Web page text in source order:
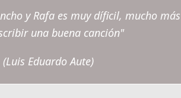
y Rafa es muy díficil, mucho más
una buena canción"
(Luis Eduardo Aute)